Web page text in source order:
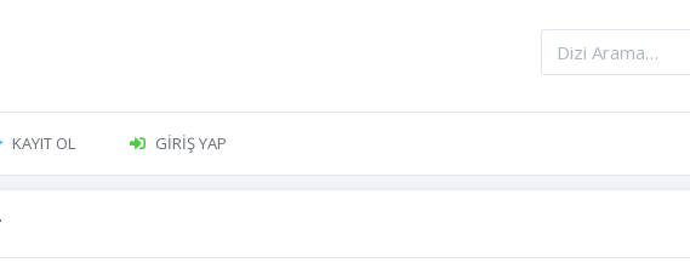
KAYIT OL GIRIŞ YAP